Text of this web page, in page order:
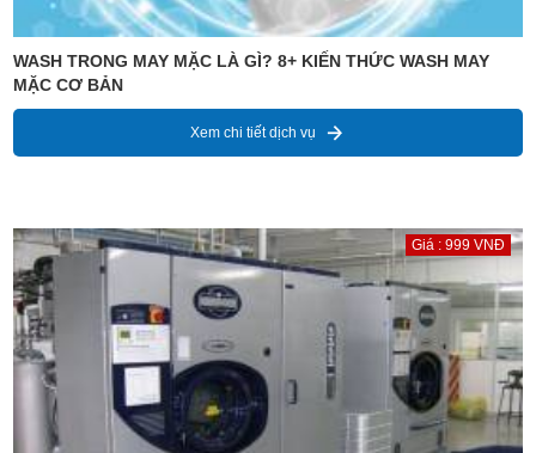
WASH TRONG MAY MẶC LÀ GÌ? 8+ KIẾN THỨC WASH MAY
MẶC CƠ BẢN
Xem chi tiết dịch vụ
Giá : 999 VNĐ